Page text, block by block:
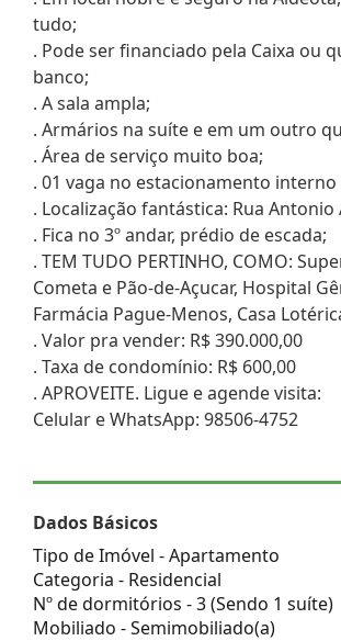
tudo;
. Pode ser financiado pela Caixa ou
banco;
. A sala ampla;
. Armários na suíte e em um outro
. Área de serviço muito boa;
. 01 vaga no estacionamento
. Localização fantástica: Rua Antonio
. Fica no 3º andar, prédio de escada;
. TEM TUDO PERTINHO, COMO:
Cometa e Pão-de-Açucar, Hospital
Farmácia Pague-Menos, Casa
. Valor pra vender: R$ 390.000,00
. Taxa de condomínio: R$ 600,00
. APROVEITE. Ligue e agende visita:
Celular e WhatsApp: 98506-4752
Dados Básicos
Tipo de Imóvel - Apartamento
Categoria - Residencial
Nº de dormitórios - 3 (Sendo 1 suíte)
Mobiliado - Semimobiliado(a)